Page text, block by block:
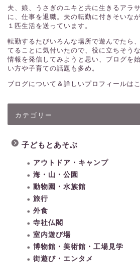
夫、娘、うさぎのユキと共に生きるアラ
に、仕事を退職。夫の転勤に付きそいな
１匹生活を送っています。
転勤するたびいろんな場所で遊んでたら
てることに気付いたので、役に立ちそう
情報を発信してみようと思い、ブログを
い方や子育ての話題も多め。
ブログについて＆詳しいプロフィールは
カテゴリー
子どもとあそぶ
アウトドア・キャンプ
海・山・公園
動物園・水族館
旅行
外食
寺社仏閣
室内遊び場
博物館・美術館・工場見学
街遊び・エンタメ